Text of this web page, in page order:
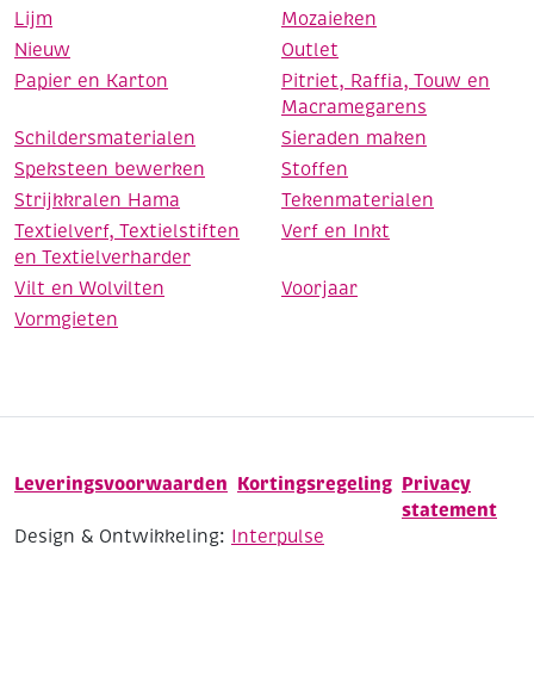
Lijm
Mozaieken
Nieuw
Outlet
Papier en Karton
Pitriet, Raffia, Touw en
Macramegarens
Schildersmaterialen
Sieraden maken
Speksteen bewerken
Stoffen
Strijkkralen Hama
Tekenmaterialen
Textielverf, Textielstiften
en Textielverharder
Verf en Inkt
Vilt en Wolvilten
Voorjaar
Vormgieten
Leveringsvoorwaarden Kortingsregeling Privacy
statement
Design & Ontwikkeling: Interpulse